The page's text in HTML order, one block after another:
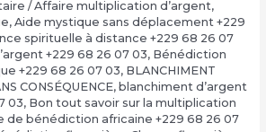
/Affaire multiplication d’argent,
, Aide mystique sans déplacement +229
spirituelle à distance +229 68 26 07
+229 68 26 07 03, Bénédiction
+229 68 26 07 03, BLANCHIMENT
CONSÉQUENCE, blanchiment d’argent
03, Bon tout savoir sur la multiplication
de bénédiction africaine +229 68 26 07